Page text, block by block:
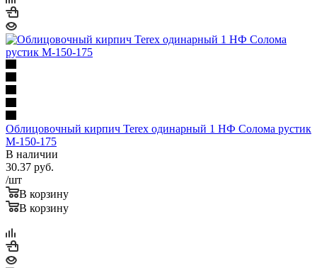
Облицовочный кирпич Terex одинарный 1 НФ Солома рустик
М-150-175
В наличии
30.37 руб.
/шт
В корзину
В корзину